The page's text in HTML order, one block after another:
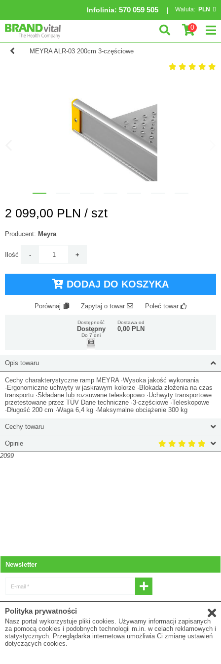
Infolinia: 570 059 505 Waluta: PLN
0
MEYRA ALR-03 200cm 3-częściowe
2 099,00 PLN / szt
Producent: Meyra
Ilość
DODAJ DO KOSZYKA
Porównaj Zapytaj o towar Poleć towar
Dostępność
Dostępny
Do 7 dni
Dostawa od
0,00 PLN
Opis towaru
Cechy charakterystyczne ramp MEYRA ·Wysoka jakość wykonania
·Ergonomiczne uchwyty w jaskrawym kolorze ·Blokada złożenia na czas
transportu ·Składane lub rozsuwane teleskopowo ·Uchwyty transportowe
przetestowane przez TÜV Dane techniczne ·3-częściowe ·Teleskopowe
·Długość 200 cm ·Waga 6,4 kg ·Maksymalne obciążenie 300 kg
Cechy towaru
Opinie
2099
Newsletter
E-mail *
newslettera
E-mail
Polityka prywatności
Nasz portal wykorzystuje pliki cookies. Używamy informacji zapisanych
za pomocą cookies i podobnych technologii m.in. w celach reklamowych i
statystycznych. Przeglądarka internetowa umożliwia Ci zmianę ustawień
dotyczących cookies.